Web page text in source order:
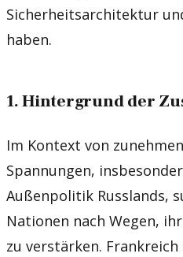
Sicherheitsarchitektur
haben.
1. Hintergrund der
Im Kontext von
Spannungen,
Außenpolitik Russlands,
Nationen nach Wegen,
zu verstärken.